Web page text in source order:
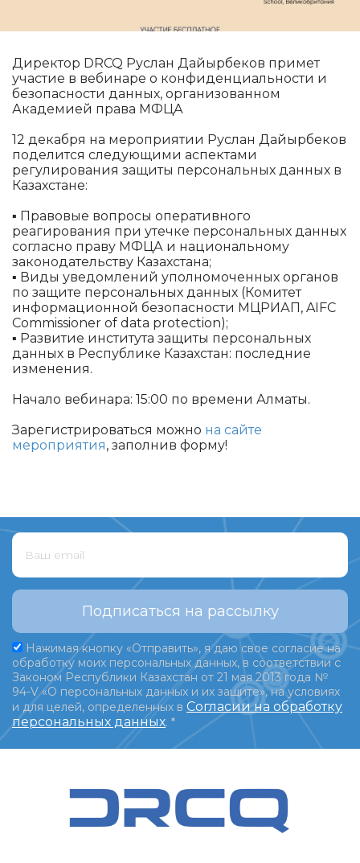
Директор DRCQ Руслан Дайырбеков примет
участие в вебинаре о конфиденциальности и
безопасности данных, организованном
Академией права МФЦА
12 декабря на мероприятии Руслан Дайырбеков
поделится следующими аспектами
регулирования защиты персональных данных в
Казахстане:
▪️ Правовые вопросы оперативного
реагирования при утечке персональных данных
согласно праву МФЦА и национальному
законодательству Казахстана;
▪️ Виды уведомлений уполномоченных органов
по защите персональных данных (Комитет
информационной безопасности МЦРИАП, AIFC
Commissioner of data protection);
▪️ Развитие института защиты персональных
данных в Республике Казахстан: последние
изменения.
Начало вебинара: 15:00 по времени Алматы.
Зарегистрироваться можно на сайте
мероприятия, заполнив форму!
Подписаться на рассылку
Нажимая кнопку «Отправить», я даю свое согласие на
обработку моих персональных данных, в соответствии с
Законом Республики Казахстан от 21 мая 2013 года №
94-V «О персональных данных и их защите», на условиях
и для целей, определенных в Согласии на обработку
персональных данных. *